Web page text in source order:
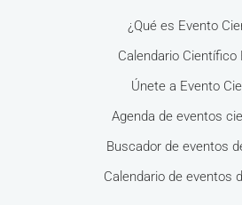
¿Qué es Evento
Calendario Científico
Únete a Evento
Agenda de eventos
Buscador de eventos
Calendario de eventos